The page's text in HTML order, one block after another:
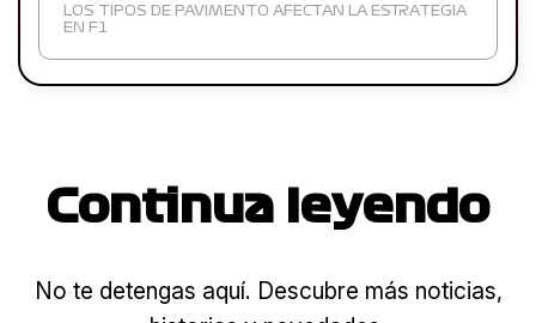
LOS TIPOS DE PAVIMENTO AFECTAN LA ESTRATEGIA
EN F1
Continua leyendo
No te detengas aquí. Descubre más noticias,